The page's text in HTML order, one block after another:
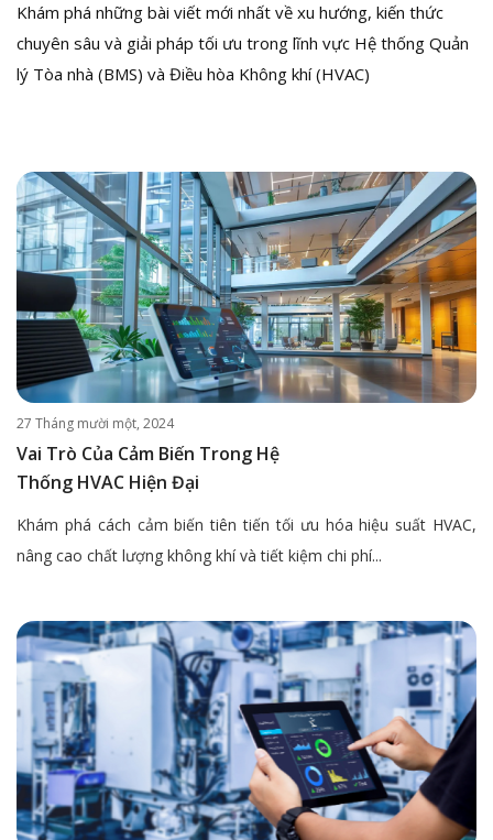
Khám phá những bài viết mới nhất về xu hướng, kiến thức
chuyên sâu và giải pháp tối ưu trong lĩnh vực Hệ thống Quản
lý Tòa nhà (BMS) và Điều hòa Không khí (HVAC)
27 Tháng mười một, 2024
Vai Trò Của Cảm Biến Trong Hệ
Thống HVAC Hiện Đại
Khám phá cách cảm biến tiên tiến tối ưu hóa hiệu suất HVAC,
nâng cao chất lượng không khí và tiết kiệm chi phí...